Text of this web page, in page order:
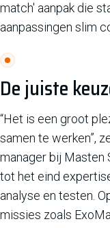
match' aanpak die
aanpassingen slim
De juiste
“Het is een groot
samen te werken”,
manager bij Masten
tot het eind
analyse en testen.
missies zoals